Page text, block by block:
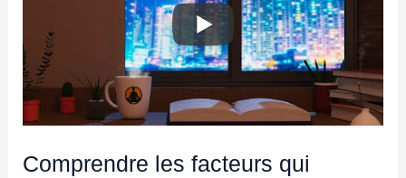
Comprendre les facteurs qui